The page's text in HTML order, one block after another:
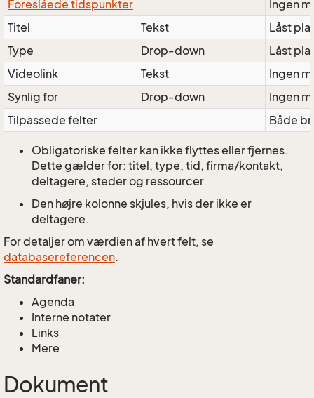
Foreslåede tidspunkter
Ingen
Titel
Tekst
Låst
Type
Drop-down
Låst
Videolink
Tekst
Ingen
Synlig for
Drop-down
Ingen
Tilpassede felter
Både
Obligatoriske felter kan ikke flyttes eller fjernes.
Dette gælder for: titel, type, tid, firma/kontakt,
deltagere, steder og ressourcer.
Den højre kolonne skjules, hvis der ikke er
deltagere.
For detaljer om værdien af hvert felt, se
databasereferencen.
Standardfaner:
Agenda
Interne notater
Links
Mere
Dokument